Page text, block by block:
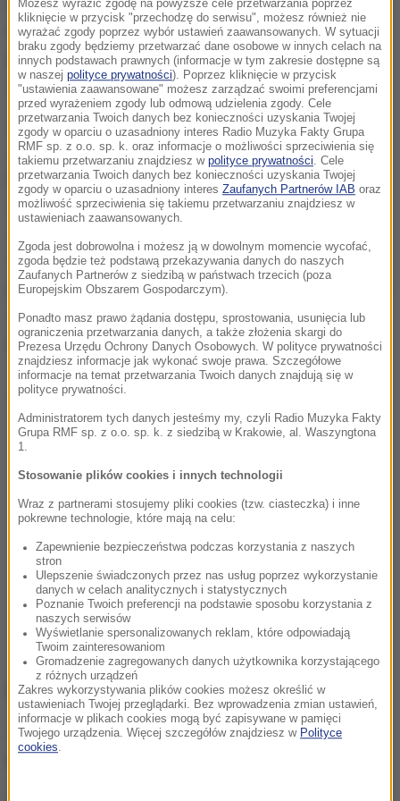
W każdym trymestrze zmienia się postawa ciała i
trudno jest zapanować nad środkiem ciężkości, który
przesuwa się coraz bardziej poza ciało. Wizyty u
specjalistki tę aktywność dostosują.
Mięśnie dna miednicy pracują przez całą dobę i to
one dźwigają ciężar narządów jamy brzusznej-
tłumaczy fizjoterapeutka uroginekologiczna.Ciało
kobiety, które zmienia masę, dziecko, wody płodowe -
Więc jeśli chcemy dobrze przygotować się do porodu,
przygotować ciało i potem współpracować z położną,
to rzeczywiście te wizyty są w stanie pacjentkę
porządnie przygotować- podkreśla.
Dalsza część artykułu pod materiałem video:
Opieka po porodzie
Opieka po porodzie różni się w zależności od rodzaju
porodu.
Możesz wyrazić zgodę na powyższe cele przetwarzania poprzez
kliknięcie w przycisk "przechodzę do serwisu", możesz również nie
wyrażać zgody poprzez wybór ustawień zaawansowanych. W sytuacji
braku zgody będziemy przetwarzać dane osobowe w innych celach na
innych podstawach prawnych (informacje w tym zakresie dostępne są
w naszej polityce prywatności). Poprzez kliknięcie w przycisk
"ustawienia zaawansowane" możesz zarządzać swoimi preferencjami
przed wyrażeniem zgody lub odmową udzielenia zgody. Cele
przetwarzania Twoich danych bez konieczności uzyskania Twojej
zgody w oparciu o uzasadniony interes Radio Muzyka Fakty Grupa
RMF sp. z o.o. sp. k. oraz informacje o możliwości sprzeciwienia się
takiemu przetwarzaniu znajdziesz w polityce prywatności. Cele
przetwarzania Twoich danych bez konieczności uzyskania Twojej
zgody w oparciu o uzasadniony interes Zaufanych Partnerów IAB oraz
możliwość sprzeciwienia się takiemu przetwarzaniu znajdziesz w
ustawieniach zaawansowanych.
Zgoda jest dobrowolna i możesz ją w dowolnym momencie wycofać,
zgoda będzie też podstawą przekazywania danych do naszych
Zaufanych Partnerów z siedzibą w państwach trzecich (poza
Europejskim Obszarem Gospodarczym).
Ponadto masz prawo żądania dostępu, sprostowania, usunięcia lub
ograniczenia przetwarzania danych, a także złożenia skargi do
Prezesa Urzędu Ochrony Danych Osobowych. W polityce prywatności
znajdziesz informacje jak wykonać swoje prawa. Szczegółowe
informacje na temat przetwarzania Twoich danych znajdują się w
polityce prywatności.
Administratorem tych danych jesteśmy my, czyli Radio Muzyka Fakty
Grupa RMF sp. z o.o. sp. k. z siedzibą w Krakowie, al. Waszyngtona
1.
Stosowanie plików cookies i innych technologii
Wraz z partnerami stosujemy pliki cookies (tzw. ciasteczka) i inne
pokrewne technologie, które mają na celu:
Zapewnienie bezpieczeństwa podczas korzystania z naszych
stron
Ulepszenie świadczonych przez nas usług poprzez wykorzystanie
danych w celach analitycznych i statystycznych
Poznanie Twoich preferencji na podstawie sposobu korzystania z
naszych serwisów
Wyświetlanie spersonalizowanych reklam, które odpowiadają
Twoim zainteresowaniom
Gromadzenie zagregowanych danych użytkownika korzystającego
z różnych urządzeń
Zakres wykorzystywania plików cookies możesz określić w
ustawieniach Twojej przeglądarki. Bez wprowadzenia zmian ustawień,
informacje w plikach cookies mogą być zapisywane w pamięci
Twojego urządzenia. Więcej szczegółów znajdziesz w Polityce
cookies.